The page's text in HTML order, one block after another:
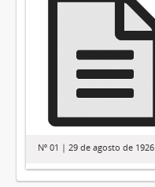
Nº 01 | 29 de agosto de 1926